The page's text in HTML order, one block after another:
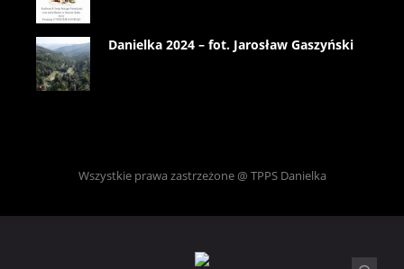
Danielka 2024 – fot. Jarosław Gaszyński
Wszystkie prawa zastrzeżone @ TPPS Danielka